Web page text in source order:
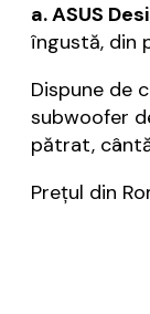
a. ASUS
îngustă, din
Dispune de
subwoofer
pătrat,
Prețul din